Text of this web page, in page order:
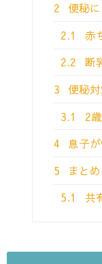
2
便秘
2.1
赤
2.2
断
3
便秘
3.1
2
4
息子
5
まとめ
5.1
共